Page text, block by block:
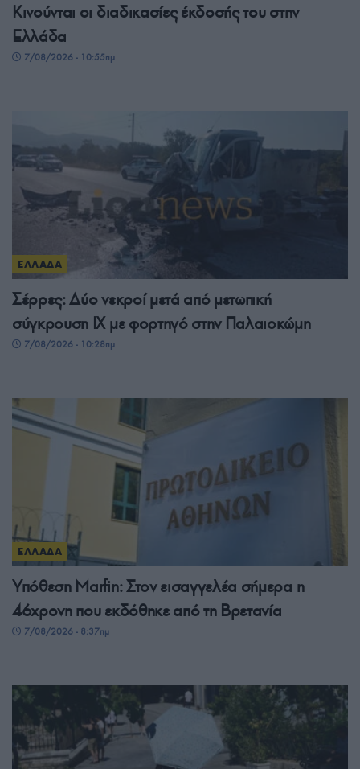
Κινούνται οι διαδικασίες έκδοσής του στην
Ελλάδα
7/08/2026 - 10:55πμ
ΕΛΛΑΔΑ
Σέρρες: Δύο νεκροί μετά από μετωπική
σύγκρουση ΙΧ με φορτηγό στην Παλαιοκώμη
7/08/2026 - 10:28πμ
ΕΛΛΑΔΑ
Υπόθεση Marfin: Στον εισαγγελέα σήμερα η
46χρονη που εκδόθηκε από τη Βρετανία
7/08/2026 - 8:37πμ